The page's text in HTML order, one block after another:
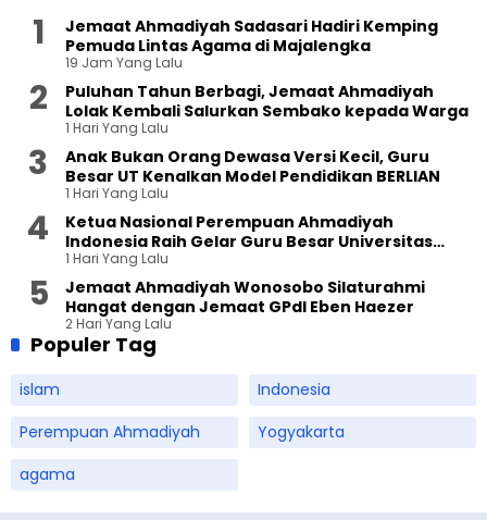
Jemaat Ahmadiyah Sadasari Hadiri Kemping
Pemuda Lintas Agama di Majalengka
19 Jam Yang Lalu
Puluhan Tahun Berbagi, Jemaat Ahmadiyah
Lolak Kembali Salurkan Sembako kepada Warga
1 Hari Yang Lalu
Anak Bukan Orang Dewasa Versi Kecil, Guru
Besar UT Kenalkan Model Pendidikan BERLIAN
1 Hari Yang Lalu
Ketua Nasional Perempuan Ahmadiyah
Indonesia Raih Gelar Guru Besar Universitas
Terbuka
1 Hari Yang Lalu
Jemaat Ahmadiyah Wonosobo Silaturahmi
Hangat dengan Jemaat GPdI Eben Haezer
2 Hari Yang Lalu
Populer Tag
islam
Indonesia
Perempuan Ahmadiyah
Yogyakarta
agama